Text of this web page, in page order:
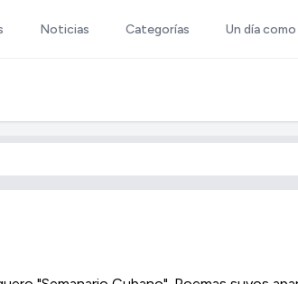
Noticias Categorías Un día